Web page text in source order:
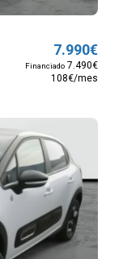
7.990€
Financiado7.490€
108€/mes